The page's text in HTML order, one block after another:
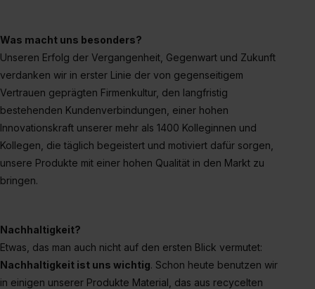
S. 1 lit. a) DS-GVO). Die USA verfügen über kein
angemessenes Datenschutzniveau (EuGH – Schrems
II). Du kannst die von dir erteilte Einwilligung jederzeit mit
Wirkung für die Zukunft ganz oder teilweise über unsere
Datenschutzerklärung unter dem Punkt „Datenschutz-
Einstellungen“ widerrufen. Weitere Informationen zu den
einzelnen Cookies findest du durch Klick auf „Details
zeigen“. Weitere Informationen:Datenschutzerklärung
Impressum
Was macht uns besonders?
Unseren Erfolg der Vergangenheit, Gegenwart und Zukunft
verdanken wir in erster Linie der von gegenseitigem
Vertrauen geprägten Firmenkultur, den langfristig
bestehenden Kundenverbindungen, einer hohen
Innovationskraft unserer mehr als 1400 Kolleginnen und
Kollegen, die täglich begeistert und motiviert dafür sorgen,
unsere Produkte mit einer hohen Qualität in den Markt zu
bringen.
Nachhaltigkeit?
Etwas, das man auch nicht auf den ersten Blick vermutet:
Nachhaltigkeit ist uns wichtig. Schon heute benutzen wir
in einigen unserer Produkte Material, das aus recycelten